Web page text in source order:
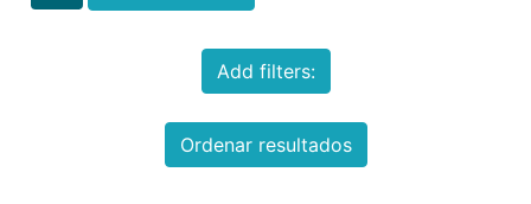
Add filters:
Ordenar resultados